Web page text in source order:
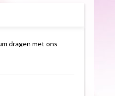
dragen met ons